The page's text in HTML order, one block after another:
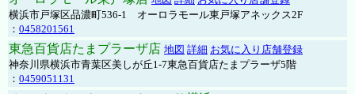
横浜市戸塚区品濃町536-1 オーロラモール東戸塚アネックス2F
： 0458201561
東急百貨店たまプラーザ店 地図 詳細 お気に入り店舗登録
神奈川県横浜市青葉区美しが丘1-7東急百貨店たまプラーザ5階
： 0459051131